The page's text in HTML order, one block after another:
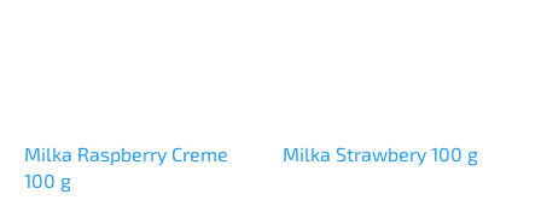
Milka Raspberry Creme
100 g
Milka Strawbery 100 g